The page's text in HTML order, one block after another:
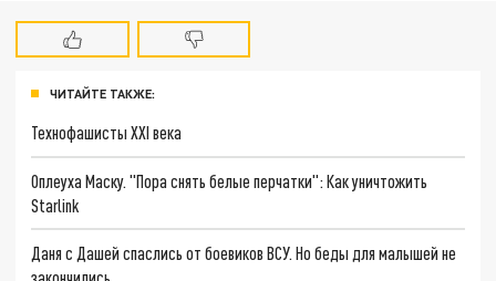
ЧИТАЙТЕ ТАКЖЕ:
Технофашисты XXI века
Оплеуха Маску. "Пора снять белые перчатки": Как уничтожить
Starlink
Даня с Дашей спаслись от боевиков ВСУ. Но беды для малышей не